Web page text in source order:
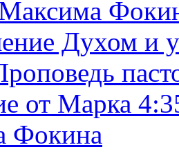
Максима
Духом и
от Марка
Фокина